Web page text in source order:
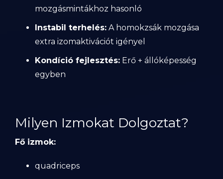
mozgásmintákhoz hasonló
Instabil terhelés: A homokzsák mozgása
extra izomaktivációt igényel
Kondíció fejlesztés: Erő + állóképesség
egyben
Milyen Izmokat Dolgoztat?
Fő izmok:
quadriceps